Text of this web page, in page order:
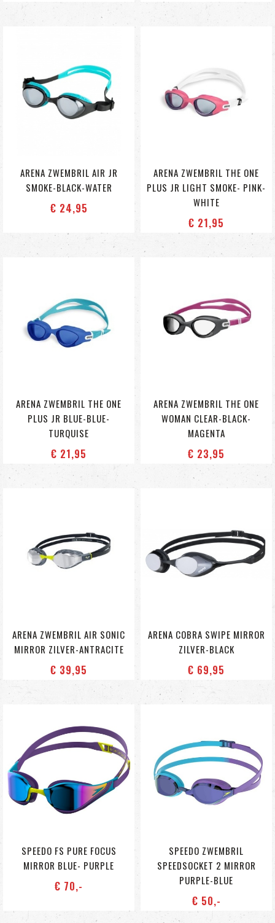
ARENA ZWEMBRIL AIR JR
SMOKE-BLACK-WATER
€ 24,95
ARENA ZWEMBRIL THE ONE
PLUS JR LIGHT SMOKE- PINK-
WHITE
€ 21,95
ARENA ZWEMBRIL THE ONE
PLUS JR BLUE-BLUE-
TURQUISE
€ 21,95
ARENA ZWEMBRIL THE ONE
WOMAN CLEAR-BLACK-
MAGENTA
€ 23,95
ARENA ZWEMBRIL AIR SONIC
MIRROR ZILVER-ANTRACITE
€ 39,95
ARENA COBRA SWIPE MIRROR
ZILVER-BLACK
€ 69,95
SPEEDO FS PURE FOCUS
MIRROR BLUE- PURPLE
€ 70,-
SPEEDO ZWEMBRIL
SPEEDSOCKET 2 MIRROR
PURPLE-BLUE
€ 50,-